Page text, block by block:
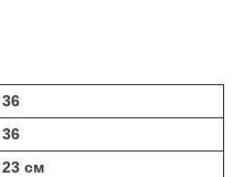
36
36
23 см